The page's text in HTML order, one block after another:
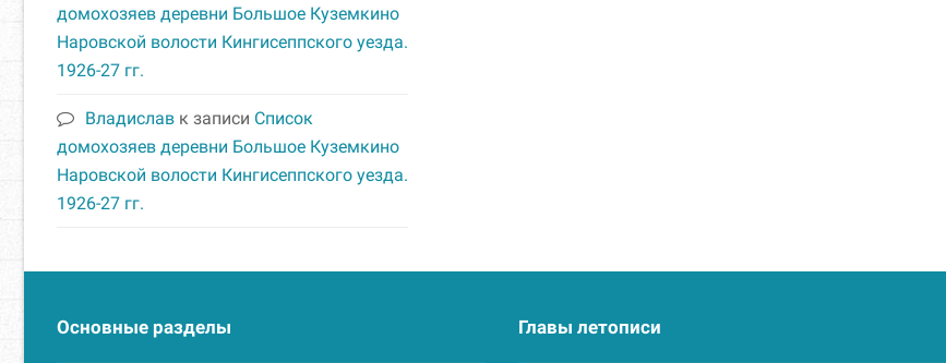
домохозяев деревни Большое Куземкино
Наровской волости Кингисеппского уезда.
1926-27 гг.
Владислав к записи Список
домохозяев деревни Большое Куземкино
Наровской волости Кингисеппского уезда.
1926-27 гг.
Основные разделы Главы летописи